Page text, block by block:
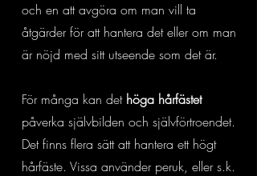
och en att avgöra om man vill ta
åtgärder för att hantera det eller om man
är nöjd med sitt utseende som det är.
För många kan det höga hårfästet
påverka självbilden och självförtroendet.
Det finns flera sätt att hantera ett högt
hårfäste. Vissa använder peruk, eller s.k.